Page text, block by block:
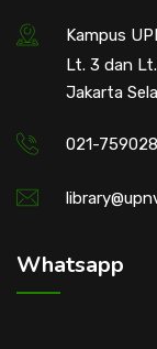
Kampus
Lt. 3 dan
Jakarta
021-
Whatsapp